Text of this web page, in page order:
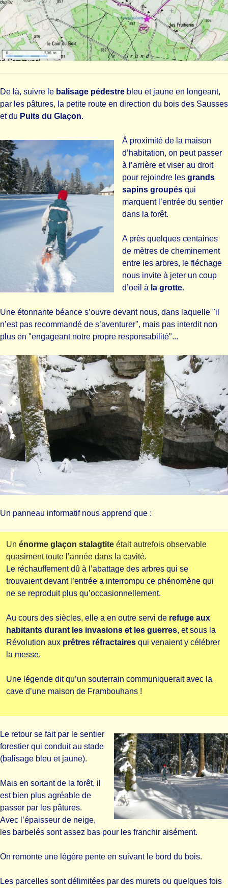
De là, suivre le balisage pédestre bleu et jaune en longeant,
par les pâtures, la petite route en direction du bois des Sausses
et du Puits du Glaçon.
À proximité de la maison
d’habitation, on peut passer
à l’arrière et viser au droit
pour rejoindre les grands
sapins groupés qui
marquent l’entrée du sentier
dans la forêt.
A près quelques centaines
de mètres de cheminement
entre les arbres, le fléchage
nous invite à jeter un coup
d’oeil à la grotte.
Une étonnante béance s’ouvre devant nous, dans laquelle "il
n’est pas recommandé de s’aventurer", mais pas interdit non
plus en "engageant notre propre responsabilité"...
Un panneau informatif nous apprend que :
Un énorme glaçon stalagtite était autrefois observable
quasiment toute l’année dans la cavité.
Le réchauffement dû à l’abattage des arbres qui se
trouvaient devant l’entrée a interrompu ce phénomène qui
ne se reproduit plus qu’occasionnellement.
Au cours des siècles, elle a en outre servi de refuge aux
habitants durant les invasions et les guerres, et sous la
Révolution aux prêtres réfractaires qui venaient y célébrer
la messe.
Une légende dit qu’un souterrain communiquerait avec la
cave d’une maison de Frambouhans !
Le retour se fait par le sentier
forestier qui conduit au stade
(balisage bleu et jaune).
Mais en sortant de la forêt, il
est bien plus agréable de
passer par les pâtures.
Avec l’épaisseur de neige,
les barbelés sont assez bas pour les franchir aisément.
On remonte une légère pente en suivant le bord du bois.
Les parcelles sont délimitées par des murets ou quelques fois